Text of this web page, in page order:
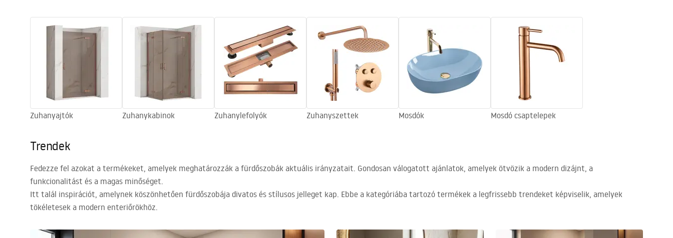
Zuhanyajtók Zuhanykabinok Zuhanylefolyók Zuhanyszettek Mosdók Mosdó csaptelepek
Trendek
Fedezze fel azokat a termékeket, amelyek meghatározzák a fürdőszobák aktuális irányzatait. Gondosan válogatott ajánlatok, amelyek ötvözik a modern dizájnt, a
funkcionalitást és a magas minőséget.
Itt talál inspirációt, amelynek köszönhetően fürdőszobája divatos és stílusos jelleget kap. Ebbe a kategóriába tartozó termékek a legfrissebb trendeket képviselik, amelyek
tökéletesek a modern enteriőrökhöz.